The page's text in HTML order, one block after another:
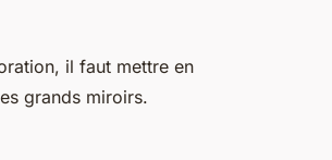
il faut mettre en
grands miroirs.